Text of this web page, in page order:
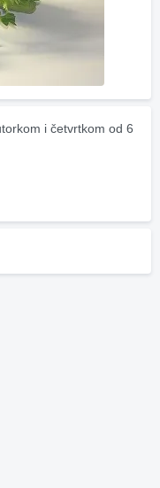
i četvrtkom od 6